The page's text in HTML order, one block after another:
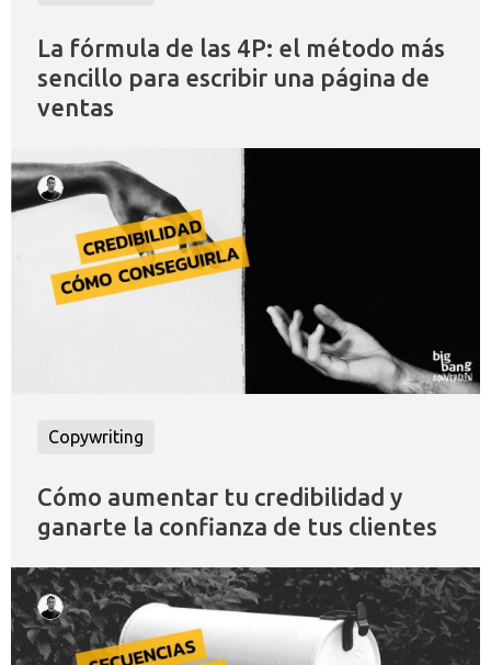
La fórmula de las 4P: el método más
sencillo para escribir una página de
ventas
Copywriting
Cómo aumentar tu credibilidad y
ganarte la confianza de tus clientes